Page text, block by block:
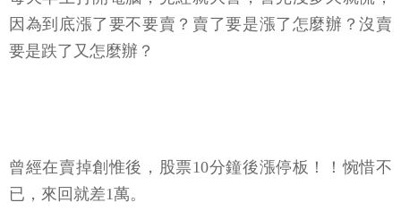
因為到底漲了要不要賣？賣了要是漲了怎麼辦？沒賣
要是跌了又怎麼辦？
曾經在賣掉創惟後，股票10分鐘後漲停板！！惋惜不
已，來回就差1萬。